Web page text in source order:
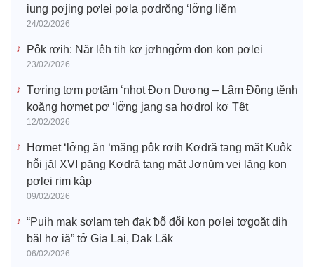
iung pơjing pơlei pơla pơdrŏng ‘lơ̆ng liĕm
24/02/2026
Pôk rơih: Năr lêh tih kơ jơhngơ̆m đon kon pơlei
23/02/2026
Tơring tơm pơtăm ‘nhot Đơn Dương – Lâm Đồng tĕnh
koăng hơmet pơ ‘lơ̆ng jang sa hơdrol kơ Têt
12/02/2026
Hơmet ‘lơ̆ng ăn ‘măng pôk rơih Kơdră tang măt Kuôk
hô̆i jăl XVI păng Kơdră tang măt Jơnŭm vei lăng kon
pơlei rim kâp
09/02/2026
“Puih mak sơlam teh đak ƀô̆ đô̆i kon pơlei tơgoăt dih
băl hơ iă” tơ̆ Gia Lai, Dak Lăk
06/02/2026